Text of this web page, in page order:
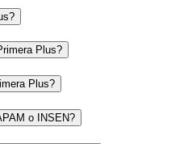
Plus?
Plus?
o INSEN?